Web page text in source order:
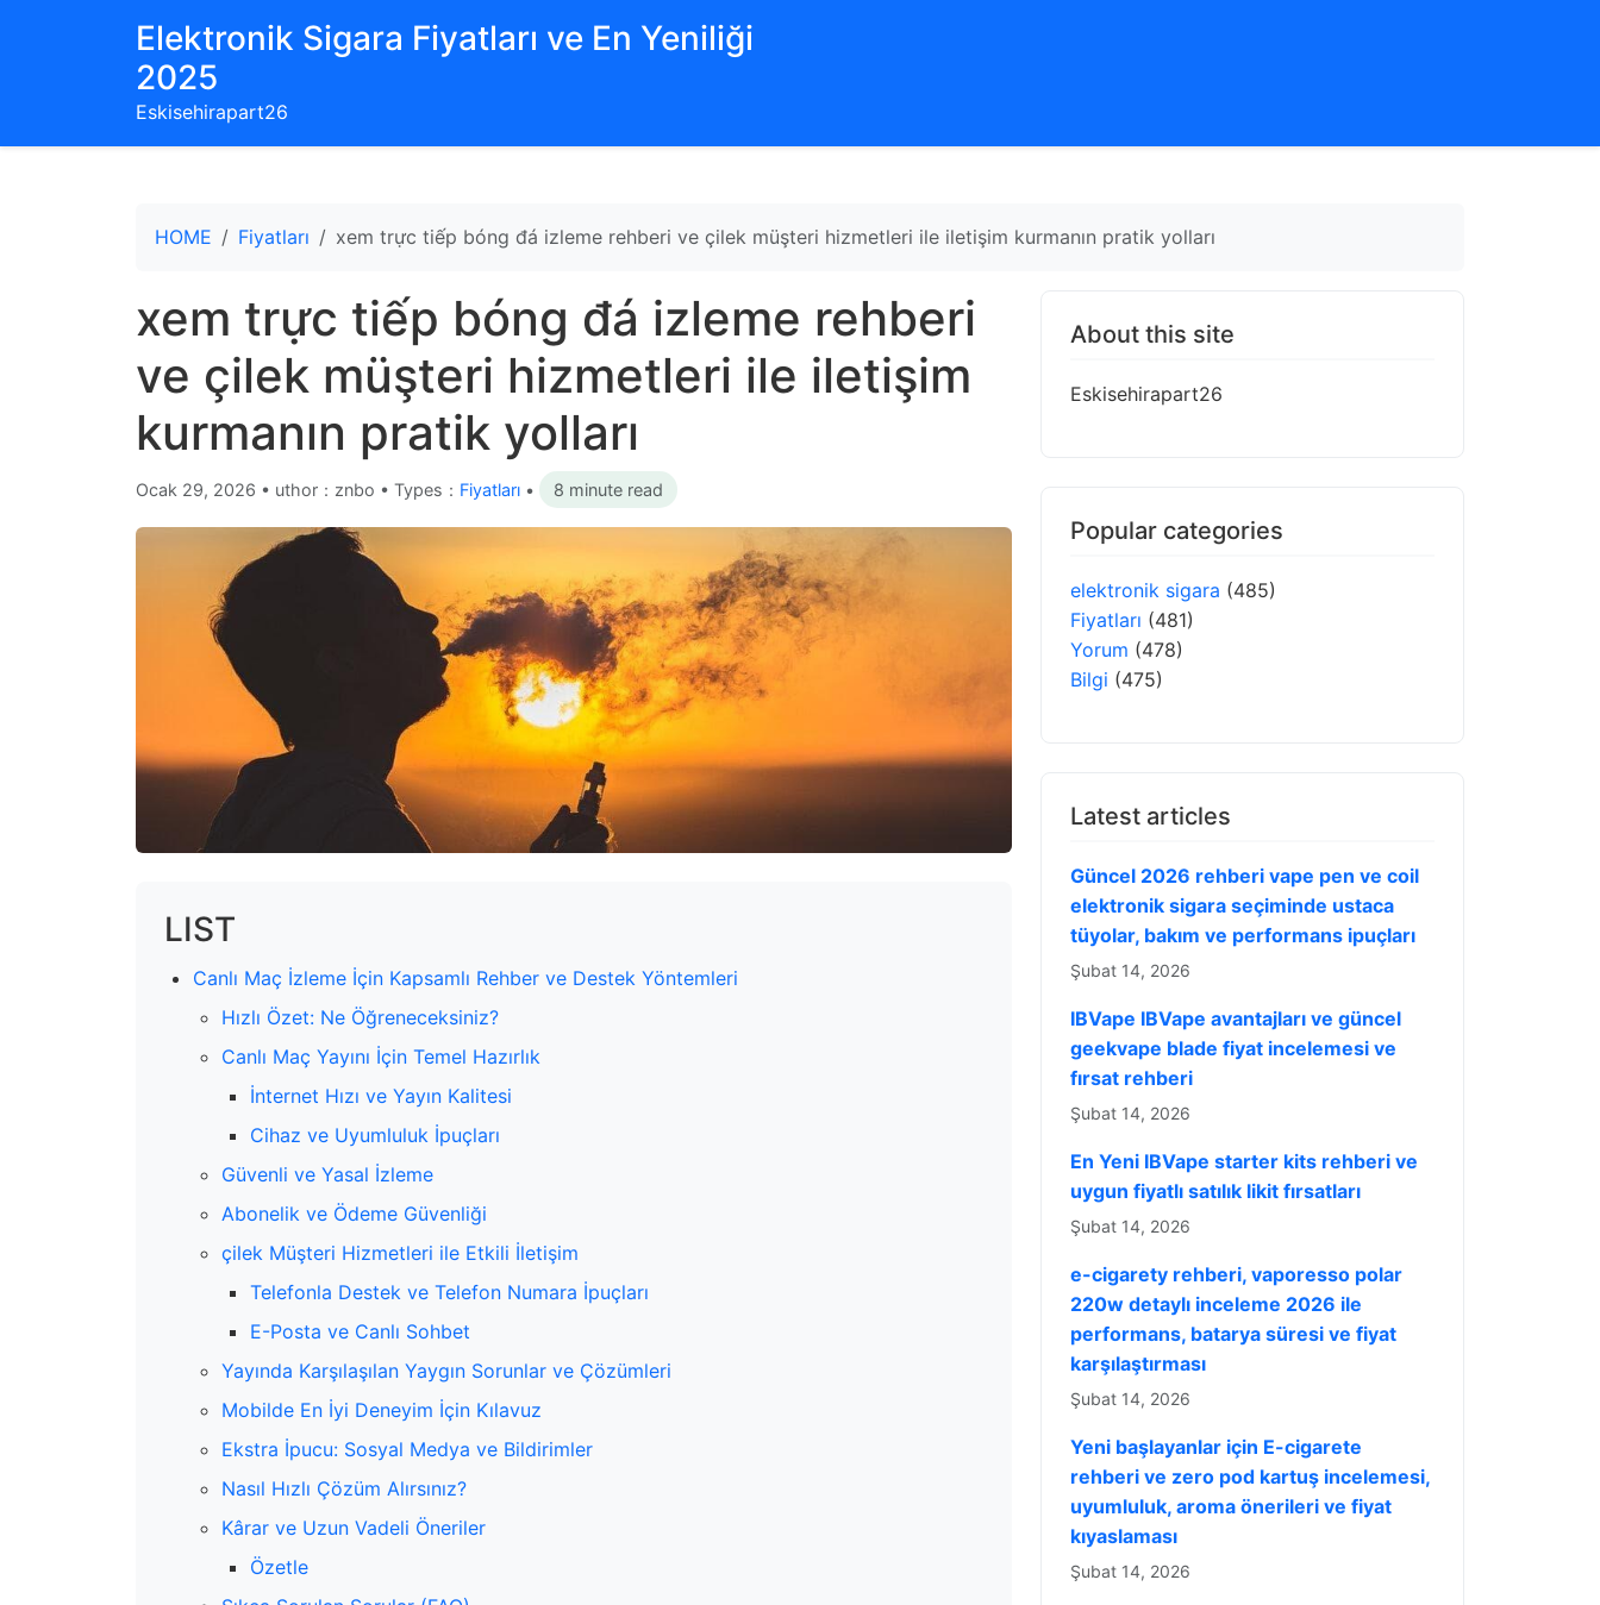
Elektronik Sigara Fiyatları ve En Yeniliği
2025
Eskisehirapart26
HOME Fiyatları xem trực tiếp bóng đá izleme rehberi ve çilek müşteri hizmetleri ile iletişim kurmanın pratik yolları
xem trực tiếp bóng đá izleme rehberi
ve çilek müşteri hizmetleri ile iletişim
kurmanın pratik yolları
Ocak 29, 2026 • uthor：znbo • Types： Fiyatları • 8 minute read
LIST
Canlı Maç İzleme İçin Kapsamlı Rehber ve Destek Yöntemleri
Hızlı Özet: Ne Öğreneceksiniz?
Canlı Maç Yayını İçin Temel Hazırlık
İnternet Hızı ve Yayın Kalitesi
Cihaz ve Uyumluluk İpuçları
Güvenli ve Yasal İzleme
Abonelik ve Ödeme Güvenliği
çilek Müşteri Hizmetleri ile Etkili İletişim
Telefonla Destek ve Telefon Numara İpuçları
E-Posta ve Canlı Sohbet
Yayında Karşılaşılan Yaygın Sorunlar ve Çözümleri
Mobilde En İyi Deneyim İçin Kılavuz
Ekstra İpucu: Sosyal Medya ve Bildirimler
Nasıl Hızlı Çözüm Alırsınız?
Kârar ve Uzun Vadeli Öneriler
Özetle
About this site
Eskisehirapart26
Popular categories
elektronik sigara (485)
Fiyatları (481)
Yorum (478)
Bilgi (475)
Latest articles
Güncel 2026 rehberi vape pen ve coil
elektronik sigara seçiminde ustaca
tüyolar, bakım ve performans ipuçları
Şubat 14, 2026
IBVape IBVape avantajları ve güncel
geekvape blade fiyat incelemesi ve
fırsat rehberi
Şubat 14, 2026
En Yeni IBVape starter kits rehberi ve
uygun fiyatlı satılık likit fırsatları
Şubat 14, 2026
e-cigarety rehberi, vaporesso polar
220w detaylı inceleme 2026 ile
performans, batarya süresi ve fiyat
karşılaştırması
Şubat 14, 2026
Yeni başlayanlar için E-cigarete
rehberi ve zero pod kartuş incelemesi,
uyumluluk, aroma önerileri ve fiyat
kıyaslaması
Şubat 14, 2026